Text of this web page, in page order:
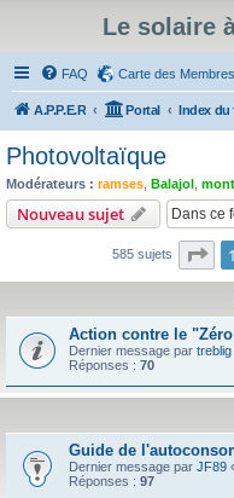
Le solaire
FAQ Carte des Membres
A.P.P.E.R Portal Index du
Photovoltaïque
Modérateurs : ramses Balajol
Nouveau sujet
585 sujets 1
Action contre le
Dernier message par treblig
Réponses : 70
Guide de
Dernier message par JF89
Réponses : 97